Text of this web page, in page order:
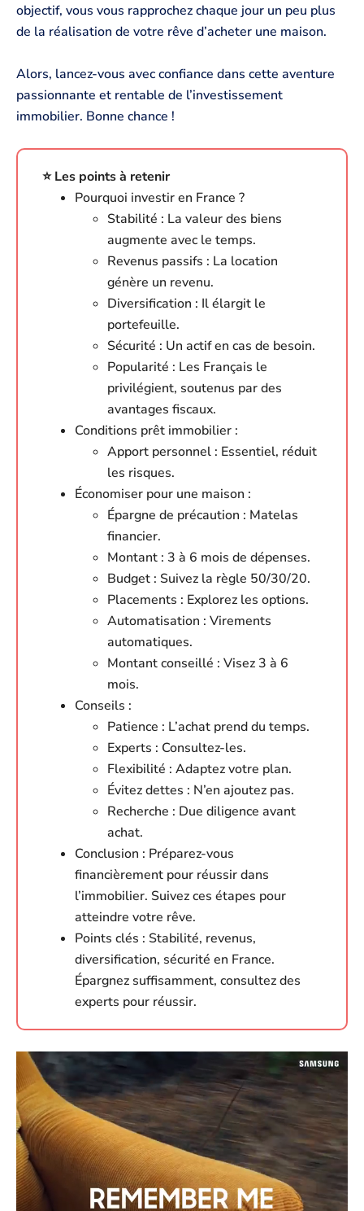
objectif, vous vous rapprochez chaque jour un peu plus
de la réalisation de votre rêve d’acheter une maison.
Alors, lancez-vous avec confiance dans cette aventure
passionnante et rentable de l’investissement
immobilier. Bonne chance !
⭐️ Les points à retenir
Pourquoi investir en France ?
Stabilité : La valeur des biens
augmente avec le temps.
Revenus passifs : La location
génère un revenu.
Diversification : Il élargit le
portefeuille.
Sécurité : Un actif en cas de besoin.
Popularité : Les Français le
privilégient, soutenus par des
avantages fiscaux.
Conditions prêt immobilier :
Apport personnel : Essentiel, réduit
les risques.
Économiser pour une maison :
Épargne de précaution : Matelas
financier.
Montant : 3 à 6 mois de dépenses.
Budget : Suivez la règle 50/30/20.
Placements : Explorez les options.
Automatisation : Virements
automatiques.
Montant conseillé : Visez 3 à 6
mois.
Conseils :
Patience : L’achat prend du temps.
Experts : Consultez-les.
Flexibilité : Adaptez votre plan.
Évitez dettes : N’en ajoutez pas.
Recherche : Due diligence avant
achat.
Conclusion : Préparez-vous
financièrement pour réussir dans
l’immobilier. Suivez ces étapes pour
atteindre votre rêve.
Points clés : Stabilité, revenus,
diversification, sécurité en France.
Épargnez suffisamment, consultez des
experts pour réussir.